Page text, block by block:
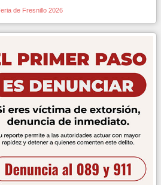
de Fresnillo 2026